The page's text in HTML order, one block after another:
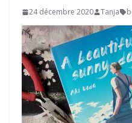
24 décembre 2020 Tanja